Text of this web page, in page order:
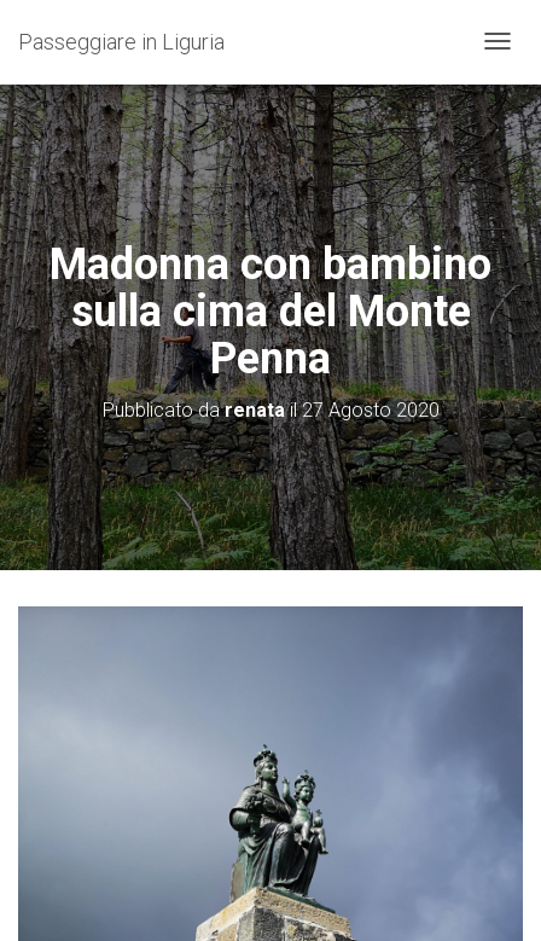
Passeggiare in Liguria
A
V
I
G
A
Z
I
O
N
E
T
O
G
G
L
E
Madonna con bambino
sulla cima del Monte
Penna
Pubblicato darenatail27 Agosto 2020